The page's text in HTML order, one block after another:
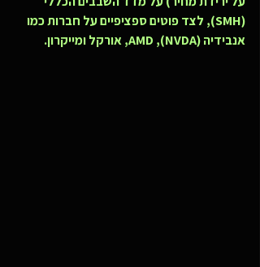
(SMH), לצד פוטים ספציפיים על חברות כמו
אנבידיה (NVDA), AMD, אורקל ומייקרון.